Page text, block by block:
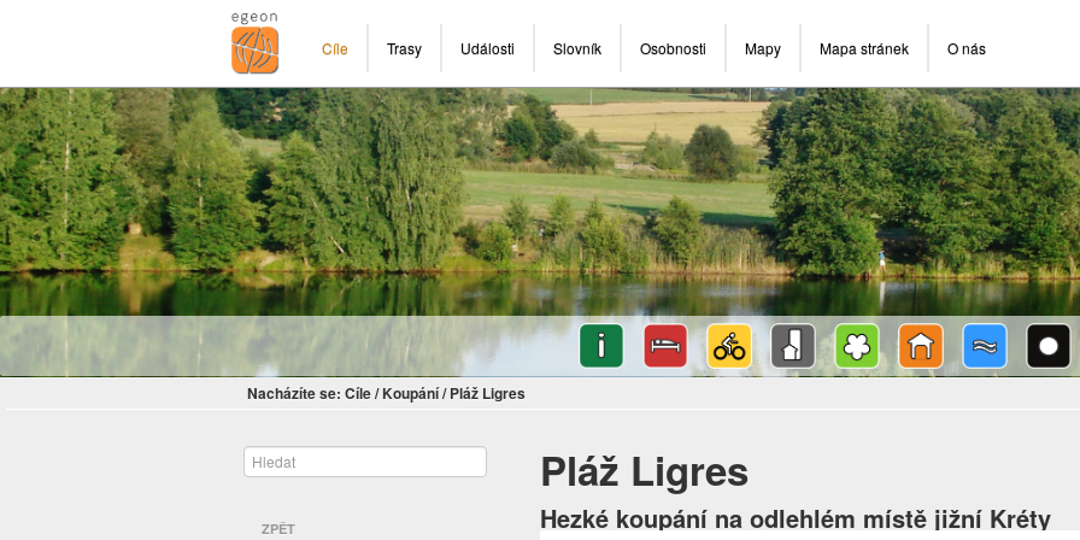
Cíle Trasy Události Slovník Osobnosti Mapy Mapa stránek O nás
Nacházíte se: Cíle/ Koupání/ Pláž Ligres
ZPĚT
Pláž Ligres
Hezké koupání na odlehlém místě jižní Kréty